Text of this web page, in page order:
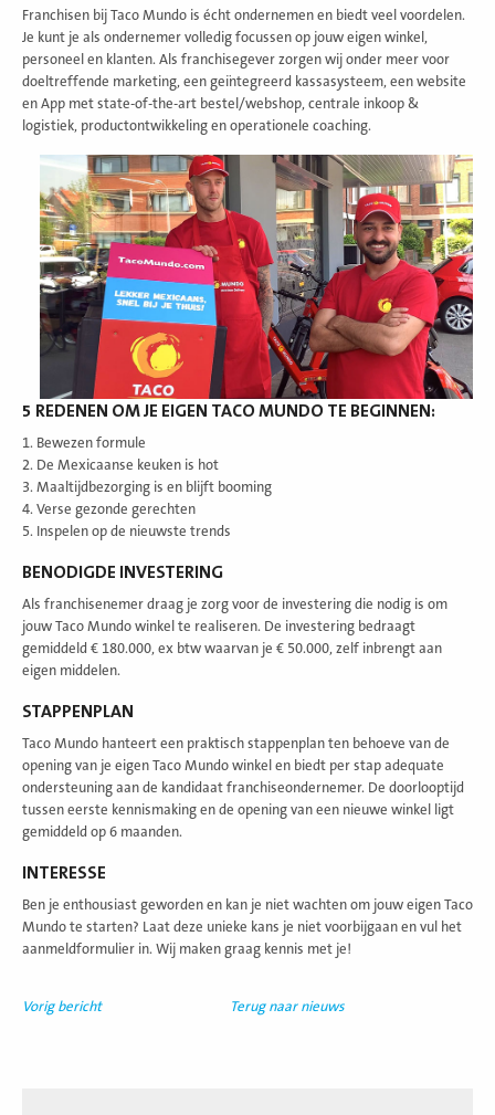
Franchisen bij Taco Mundo is écht ondernemen en biedt veel voordelen.
Je kunt je als ondernemer volledig focussen op jouw eigen winkel,
personeel en klanten. Als franchisegever zorgen wij onder meer voor
doeltreffende marketing, een geïntegreerd kassasysteem, een website
en App met state-of-the-art bestel/webshop, centrale inkoop &
logistiek, productontwikkeling en operationele coaching.
5 REDENEN OM JE EIGEN TACO MUNDO TE BEGINNEN:
1. Bewezen formule
2. De Mexicaanse keuken is hot
3. Maaltijdbezorging is en blijft booming
4. Verse gezonde gerechten
5. Inspelen op de nieuwste trends
BENODIGDE INVESTERING
Als franchisenemer draag je zorg voor de investering die nodig is om
jouw Taco Mundo winkel te realiseren. De investering bedraagt
gemiddeld € 180.000, ex btw waarvan je € 50.000, zelf inbrengt aan
eigen middelen.
STAPPENPLAN
Taco Mundo hanteert een praktisch stappenplan ten behoeve van de
opening van je eigen Taco Mundo winkel en biedt per stap adequate
ondersteuning aan de kandidaat franchiseondernemer. De doorlooptijd
tussen eerste kennismaking en de opening van een nieuwe winkel ligt
gemiddeld op 6 maanden.
INTERESSE
Ben je enthousiast geworden en kan je niet wachten om jouw eigen Taco
Mundo te starten? Laat deze unieke kans je niet voorbijgaan en vul het
aanmeldformulier in. Wij maken graag kennis met je!
Vorig bericht Terug naar nieuws